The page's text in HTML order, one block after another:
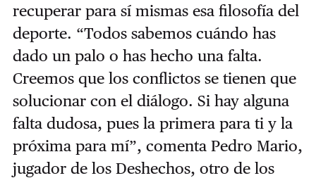
recuperar para sí mismas esa filosofía del
deporte. “Todos sabemos cuándo has
dado un palo o has hecho una falta.
Creemos que los conflictos se tienen que
solucionar con el diálogo. Si hay alguna
falta dudosa, pues la primera para ti y la
próxima para mí”, comenta Pedro Mario,
jugador de los Deshechos, otro de los